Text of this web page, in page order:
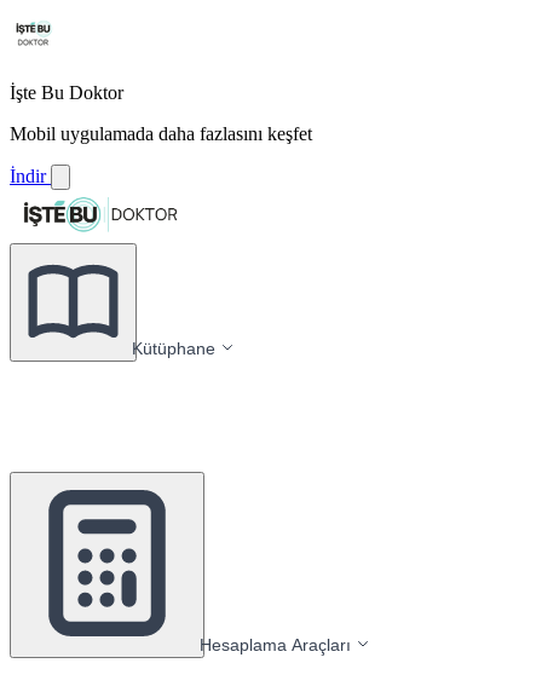
İşte Bu Doktor
Mobil uygulamada daha fazlasını keşfet
İndir
Kütüphane
Hesaplama Araçları